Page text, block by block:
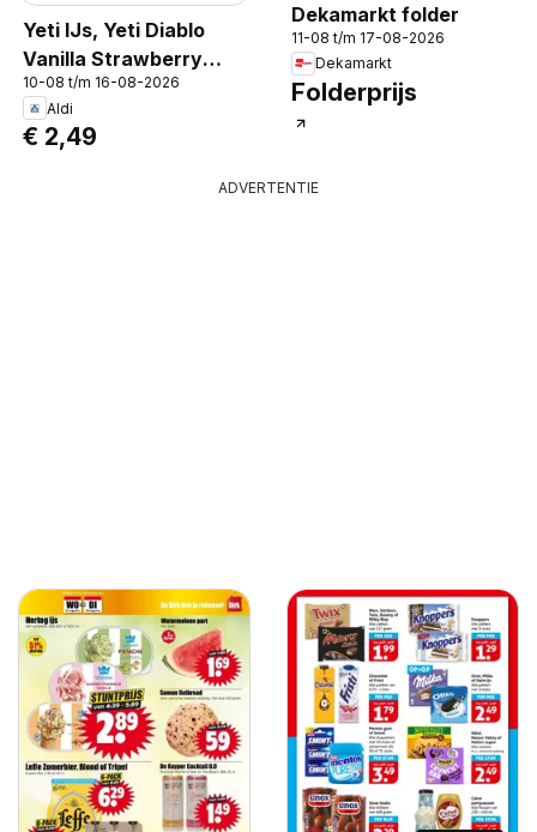
Yeti IJs, Yeti Diablo
Vanilla Strawberry
Cola Vegan Ice Cream
10-08 t/m 16-08-2026
Aldi
€ 2,49
Dekamarkt folder
11-08 t/m 17-08-2026
Dekamarkt
Folderprijs
ADVERTENTIE